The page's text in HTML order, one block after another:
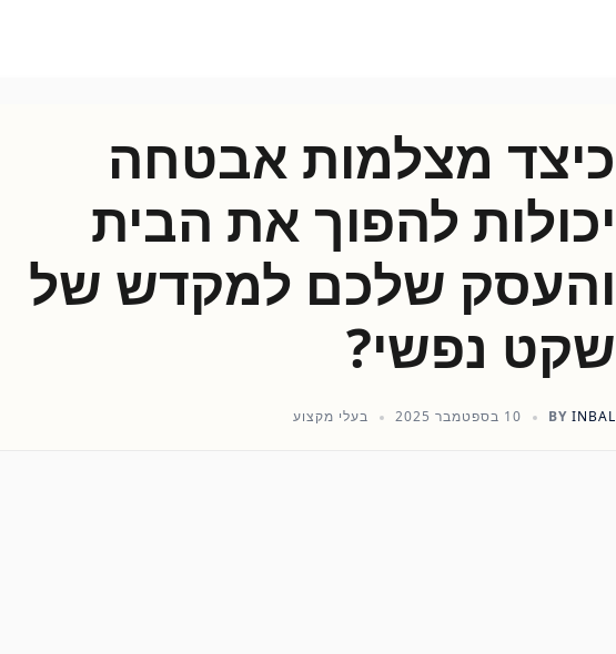
כיצד מצלמות אבטחה
יכולות להפוך את הבית
והעסק שלכם למקדש של
שקט נפשי?
BY INBAL 10 בספטמבר 2025 בעלי מקצוע